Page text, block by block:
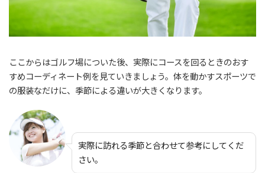
ここからはゴルフ場についた後、実際にコースを回るときのおす
すめコーディネート例を見ていきましょう。体を動かすスポーツで
の服装なだけに、季節による違いが大きくなります。
実際に訪れる季節と合わせて参考にしてくだ
さい。